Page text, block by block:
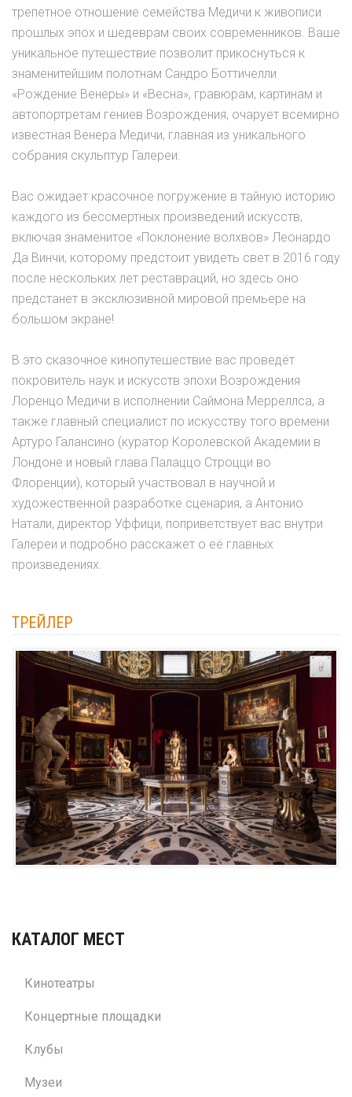
трепетное отношение семейства Медичи к живописи
прошлых эпох и шедеврам своих современников. Ваше
уникальное путешествие позволит прикоснуться к
знаменитейшим полотнам Сандро Боттичелли
«Рождение Венеры» и «Весна», гравюрам, картинам и
автопортретам гениев Возрождения, очарует всемирно
известная Венера Медичи, главная из уникального
собрания скульптур Галереи.
Вас ожидает красочное погружение в тайную историю
каждого из бессмертных произведений искусств,
включая знаменитое «Поклонение волхвов» Леонардо
Да Винчи, которому предстоит увидеть свет в 2016 году
после нескольких лет реставраций, но здесь оно
предстанет в эксклюзивной мировой премьере на
большом экране!
В это сказочное кинопутешествие вас проведёт
покровитель наук и искусств эпохи Возрождения
Лоренцо Медичи в исполнении Саймона Мерреллса, а
также главный специалист по искусству того времени
Артуро Галансино (куратор Королевской Академии в
Лондоне и новый глава Палаццо Строцци во
Флоренции), который участвовал в научной и
художественной разработке сценария, а Антонио
Натали, директор Уффици, поприветствует вас внутри
Галереи и подробно расскажет о её главных
произведениях.
ТРЕЙЛЕР
КАТАЛОГ МЕСТ
Кинотеатры
Концертные площадки
Клубы
Музеи